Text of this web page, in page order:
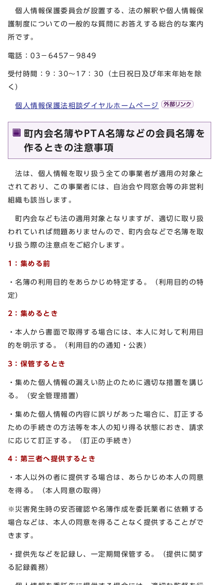
個人情報保護委員会が設置する、法の解釈や個人情報保
護制度についての一般的な質問にお答えする総合的な案内
所です。
電話：03－6457－9849
受付時間：9：30～17：30（土日祝日及び年末年始を除
く）
個人情報保護法相談ダイヤルホームページ
町内会名簿やPTA名簿などの会員名簿を
作るときの注意事項
法は、個人情報を取り扱う全ての事業者が適用の対象と
されており、この事業者には、自治会や同窓会等の非営利
組織も該当します。
町内会なども法の適用対象となりますが、適切に取り扱
われていれば問題ありませんので、町内会などで名簿を取
り扱う際の注意点をご紹介します。
1：集める前
・名簿の利用目的をあらかじめ特定する。（利用目的の特
定）
2：集めるとき
・本人から書面で取得する場合には、本人に対して利用目
的を明示する。（利用目的の通知・公表）
3：保管するとき
・集めた個人情報の漏えい防止のために適切な措置を講じ
る。（安全管理措置）
・集めた個人情報の内容に誤りがあった場合に、訂正する
ための手続きの方法等を本人の知り得る状態におき、請求
に応じて訂正する。（訂正の手続き）
4：第三者へ提供するとき
・本人以外の者に提供する場合は、あらかじめ本人の同意
を得る。（本人同意の取得）
※災害発生時の安否確認や名簿作成を委託業者に依頼する
場合などは、本人の同意を得ることなく提供することがで
きます。
・提供先などを記録し、一定期間保管する。（提供に関す
る記録義務）